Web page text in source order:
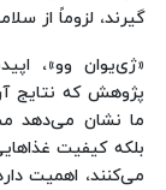
گیرند، لزوماً از
«ژی‌یوان وو»،
پژوهش که نتایج
ما نشان می‌دهد
بلکه کیفیت
می‌کنند، اهمیت